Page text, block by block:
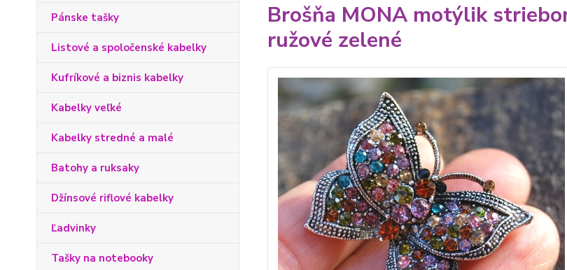
Pánske tašky
Listové a spoločenské kabelky
Kufríkové a biznis kabelky
Kabelky veľké
Kabelky stredné a malé
Batohy a ruksaky
Džínsové riflové kabelky
Ľadvinky
Tašky na notebooky
Brošňa MONA motýlik
ružové zelené